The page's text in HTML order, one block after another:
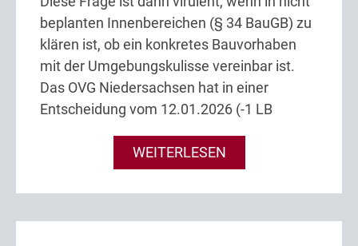
beplanten Innenbereichen (§ 34 BauGB) zu
klären ist, ob ein konkretes Bauvorhaben
mit der Umgebungskulisse vereinbar ist.
Das OVG Niedersachsen hat in einer
Entscheidung vom 12.01.2026 (-1 LB
WEITERLESEN